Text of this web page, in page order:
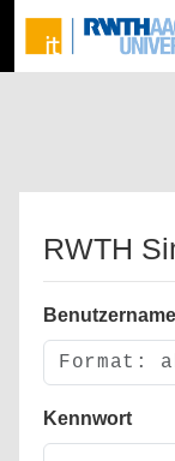
RWTH
Benutzername
Kennwort